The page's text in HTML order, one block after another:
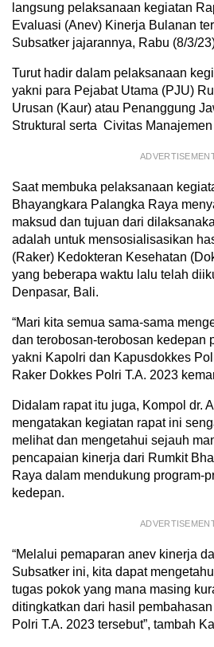
langsung pelaksanaan kegiatan
Evaluasi (Anev) Kinerja Bulanan
Subsatker jajarannya, Rabu (8/3/
Turut hadir dalam pelaksanaan
yakni para Pejabat Utama (PJU)
Urusan (Kaur) atau Penanggung
Struktural serta Civitas
Saat membuka pelaksanaan
Bhayangkara Palangka Raya
maksud dan tujuan dari
adalah untuk mensosialisasikan
(Raker) Kedokteran Kesehatan
yang beberapa waktu lalu telah
Denpasar, Bali.
“Mari kita semua sama-sama
dan terobosan-terobosan kedepan
yakni Kapolri dan Kapusdokkes
Raker Dokkes Polri T.A. 2023
Didalam rapat itu juga, Kompol dr.
mengatakan kegiatan rapat ini
melihat dan mengetahui sejauh
pencapaian kinerja dari Rumkit
Raya dalam mendukung program-
kedepan.
“Melalui pemaparan anev kinerja
Subsatker ini, kita dapat
tugas pokok yang mana masing
ditingkatkan dari hasil
Polri T.A. 2023 tersebut”, tambah